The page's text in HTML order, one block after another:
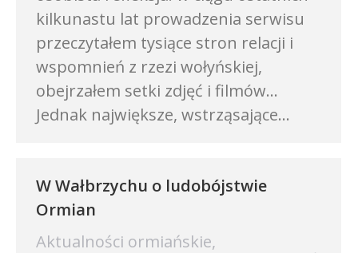
kilkunastu lat prowadzenia serwisu
przeczytałem tysiące stron relacji i
wspomnień z rzezi wołyńskiej,
obejrzałem setki zdjęć i filmów…
Jednak największe, wstrząsające…
W Wałbrzychu o ludobójstwie
Ormian
Aktualności ormiańskie,